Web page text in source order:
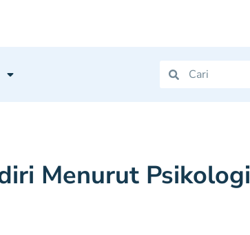
Menurut Psikologi